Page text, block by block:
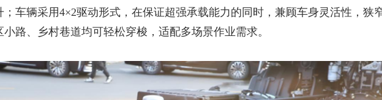
； 车辆采用4×2驱动形式，在保证超强承载能力的同时，兼顾车身灵活性，狭
小路、乡村巷道均可轻松穿梭，适配多场景作业需求。